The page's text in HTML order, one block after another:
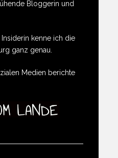
Bloggerin und
kenne ich die
ganz genau.
Medien berichte